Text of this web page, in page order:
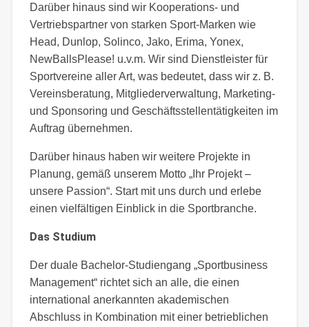
Darüber hinaus sind wir Kooperations- und
Vertriebspartner von starken Sport-Marken wie
Head, Dunlop, Solinco, Jako, Erima, Yonex,
NewBallsPlease! u.v.m. Wir sind Dienstleister für
Sportvereine aller Art, was bedeutet, dass wir z. B.
Vereinsberatung, Mitgliederverwaltung, Marketing-
und Sponsoring und Geschäftsstellentätigkeiten im
Auftrag übernehmen.
Darüber hinaus haben wir weitere Projekte in
Planung, gemäß unserem Motto „Ihr Projekt –
unsere Passion“. Start mit uns durch und erlebe
einen vielfältigen Einblick in die Sportbranche.
Das Studium
Der duale Bachelor-Studiengang „Sportbusiness
Management“ richtet sich an alle, die einen
international anerkannten akademischen
Abschluss in Kombination mit einer betrieblichen